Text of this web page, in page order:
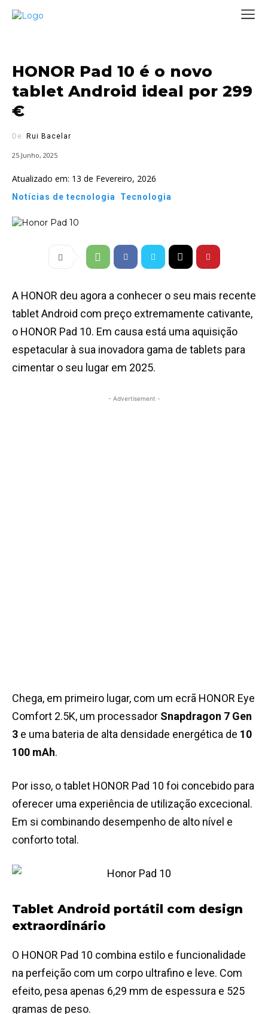
HONOR Pad 10 é o novo
tablet Android ideal por 299
€
De: Rui Bacelar
25 Junho, 2025
Atualizado em: 13 de Fevereiro, 2026
Notícias de tecnologia Tecnologia
A HONOR deu agora a conhecer o seu mais recente
tablet Android com preço extremamente cativante,
o HONOR Pad 10. Em causa está uma aquisição
espetacular à sua inovadora gama de tablets para
cimentar o seu lugar em 2025.
- Advertisement -
Chega, em primeiro lugar, com um ecrã HONOR Eye
Comfort 2.5K, um processador Snapdragon 7 Gen
3 e uma bateria de alta densidade energética de 10
100 mAh.
Por isso, o tablet HONOR Pad 10 foi concebido para
oferecer uma experiência de utilização excecional.
Em si combinando desempenho de alto nível e
conforto total.
Tablet Android portátil com design
extraordinário
O HONOR Pad 10 combina estilo e funcionalidade
na perfeição com um corpo ultrafino e leve. Com
efeito, pesa apenas 6,29 mm de espessura e 525
gramas de peso.